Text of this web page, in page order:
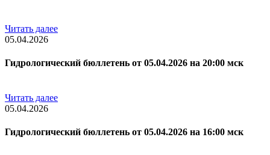
Читать далее
05.04.2026
Гидрологический бюллетень от 05.04.2026 на 20:00 мск
Читать далее
05.04.2026
Гидрологический бюллетень от 05.04.2026 на 16:00 мск